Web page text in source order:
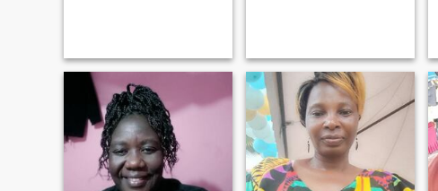
und freundlich ist, der bereit
ist für etwas Echtes mit einer
echten, treuen ehrlichen Frau,
die bereit ist, sich